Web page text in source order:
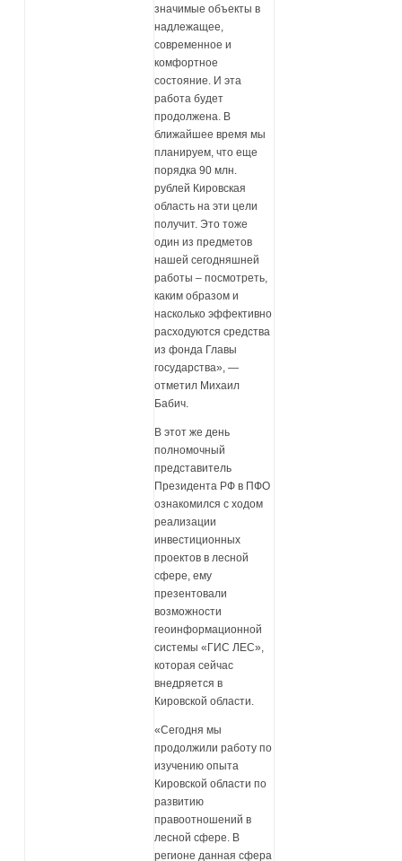
значимые объекты в
надлежащее,
современное и
комфортное
состояние. И эта
работа будет
продолжена. В
ближайшее время мы
планируем, что еще
порядка 90 млн.
рублей Кировская
область на эти цели
получит. Это тоже
один из предметов
нашей сегодняшней
работы – посмотреть,
каким образом и
насколько эффективно
расходуются средства
из фонда Главы
государства», —
отметил Михаил
Бабич.
В этот же день
полномочный
представитель
Президента РФ в ПФО
ознакомился с ходом
реализации
инвестиционных
проектов в лесной
сфере, ему
презентовали
возможности
геоинформационной
системы «ГИС ЛЕС»,
которая сейчас
внедряется в
Кировской области.
«Сегодня мы
продолжили работу по
изучению опыта
Кировской области по
развитию
правоотношений в
лесной сфере. В
регионе данная сфера